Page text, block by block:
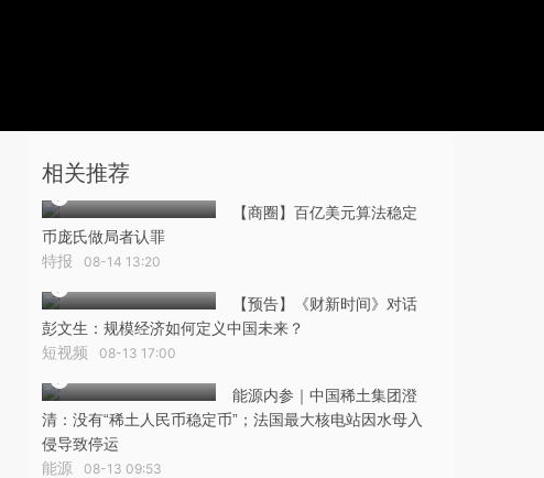
相关推荐
【商圈】百亿美元算法稳定
币庞氏做局者认罪
特报 08-14 13:20
【预告】《财新时间》对话
彭文生：规模经济如何定义中国未来？
短视频 08-13 17:00
能源内参｜中国稀土集团澄
清：没有“稀土人民币稳定币”；法国最大核电站因水母入
侵导致停运
能源 08-13 09:53